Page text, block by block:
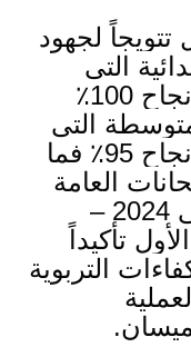
تتويجاً لجهود
التي
حققت نسب نجاح 100٪؜
التي
حققت نسب نجاح 95٪؜ فما
العامة
للعام الدراسي 2024 –
الأول تأكيداً
التربوية
ميسان.